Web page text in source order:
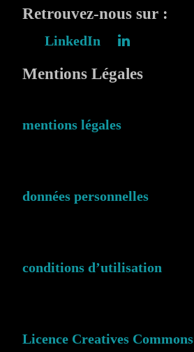
Retrouvez-nous sur :
LinkedIn
Mentions Légales
mentions légales
données personnelles
conditions d’utilisation
Licence Creatives Commons